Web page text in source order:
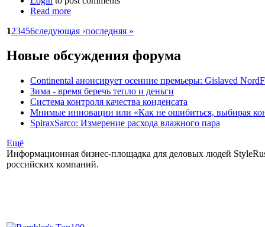
Read more
123456следующая ›последняя »
Новые обсуждения форума
Continental анонсирует осенние премьеры: Gislaved
Зима - время беречь тепло и деньги
Система контроля качества конденсата
Мнимые инновации или «Как не ошибиться, выбирая
SpiraxSarco: Измерение расхода влажного пара
Ещё
Информационная бизнес-площадка для деловых людей
российских компаний.